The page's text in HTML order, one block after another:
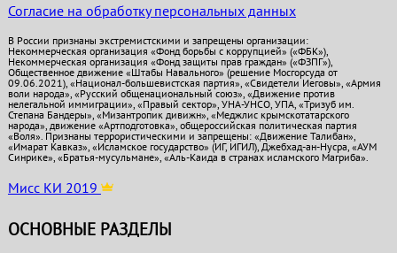
Согласие на обработку персональных данных
В России признаны экстремистскими и запрещены организации:
Некоммерческая организация «Фонд борьбы с коррупцией» («ФБК»),
Некоммерческая организация «Фонд защиты прав граждан» («ФЗПГ»),
Общественное движение «Штабы Навального» (решение Мосгорсуда от
09.06.2021), «Национал-большевистская партия», «Свидетели Иеговы», «Армия
воли народа», «Русский общенациональный союз», «Движение против
нелегальной иммиграции», «Правый сектор», УНА-УНСО, УПА, «Тризуб им.
Степана Бандеры», «Мизантропик дивижн», «Меджлис крымскотатарского
народа», движение «Артподготовка», общероссийская политическая партия
«Воля». Признаны террористическими и запрещены: «Движение Талибан»,
«Имарат Кавказ», «Исламское государство» (ИГ, ИГИЛ), Джебхад-ан-Нусра, «АУМ
Синрике», «Братья-мусульмане», «Аль-Каида в странах исламского Магриба».
Мисс КИ 2019
ОСНОВНЫЕ РАЗДЕЛЫ